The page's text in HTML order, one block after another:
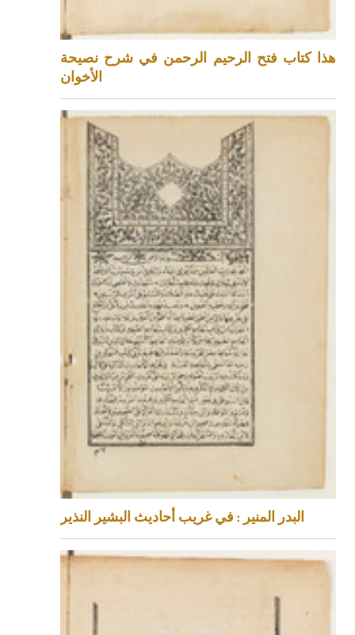
هذا كتاب فتح الرحيم الرحمن في شرح نصيحة
الأخوان
البدر المنير : في غريب أحاديث البشير النذير